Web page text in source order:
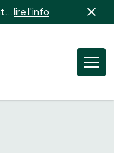
lire l'info